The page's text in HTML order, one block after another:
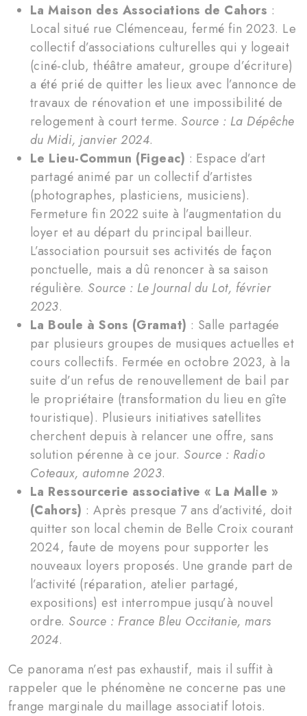
La Maison des Associations de Cahors :
Local situé rue Clémenceau, fermé fin 2023. Le
collectif d’associations culturelles qui y logeait
(ciné-club, théâtre amateur, groupe d’écriture)
a été prié de quitter les lieux avec l’annonce de
travaux de rénovation et une impossibilité de
relogement à court terme. Source : La Dépêche
du Midi, janvier 2024.
Le Lieu-Commun (Figeac) : Espace d’art
partagé animé par un collectif d’artistes
(photographes, plasticiens, musiciens).
Fermeture fin 2022 suite à l’augmentation du
loyer et au départ du principal bailleur.
L’association poursuit ses activités de façon
ponctuelle, mais a dû renoncer à sa saison
régulière. Source : Le Journal du Lot, février
2023.
La Boule à Sons (Gramat) : Salle partagée
par plusieurs groupes de musiques actuelles et
cours collectifs. Fermée en octobre 2023, à la
suite d’un refus de renouvellement de bail par
le propriétaire (transformation du lieu en gîte
touristique). Plusieurs initiatives satellites
cherchent depuis à relancer une offre, sans
solution pérenne à ce jour. Source : Radio
Coteaux, automne 2023.
La Ressourcerie associative « La Malle »
(Cahors) : Après presque 7 ans d’activité, doit
quitter son local chemin de Belle Croix courant
2024, faute de moyens pour supporter les
nouveaux loyers proposés. Une grande part de
l’activité (réparation, atelier partagé,
expositions) est interrompue jusqu’à nouvel
ordre. Source : France Bleu Occitanie, mars
2024.
Ce panorama n’est pas exhaustif, mais il suffit à
rappeler que le phénomène ne concerne pas une
frange marginale du maillage associatif lotois.